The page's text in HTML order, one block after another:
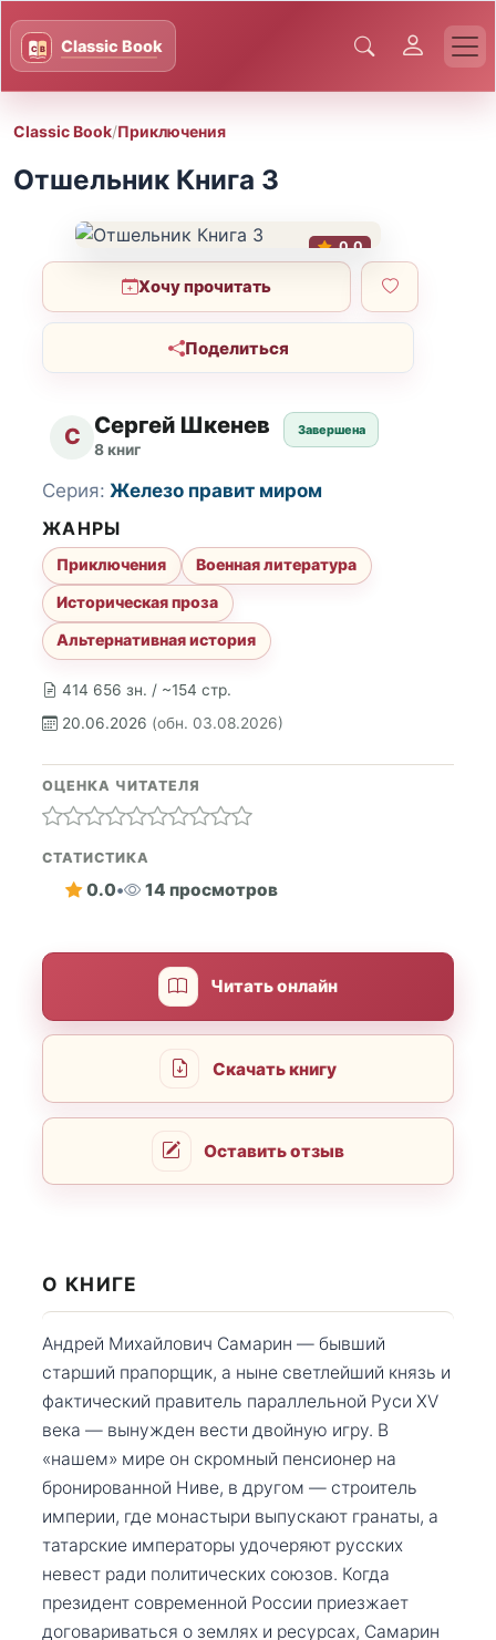
Classic Book/Приключения
Отшельник Книга 3
0.0
Хочу прочитать
Поделиться
С Сергей Шкенев
8 книг
Завершена
414 656 зн. / ~154 стр.
20.06.2026 (обн. 03.08.2026)
Серия: Железо правит миром
ЖАНРЫ
Приключения
Военная литература
Историческая проза
Альтернативная история
ОЦЕНКА ЧИТАТЕЛЯ
СТАТИСТИКА
0.0• 14 просмотров
Читать онлайн
Скачать книгу
Оставить отзыв
О КНИГЕ
Андрей Михайлович Самарин — бывший
старший прапорщик, а ныне светлейший князь и
фактический правитель параллельной Руси XV
века — вынужден вести двойную игру. В
«нашем» мире он скромный пенсионер на
бронированной Ниве, в другом — строитель
империи, где монастыри выпускают гранаты, а
татарские императоры удочеряют русских
невест ради политических союзов. Когда
президент современной России приезжает
договариваться о землях и ресурсах, Самарин